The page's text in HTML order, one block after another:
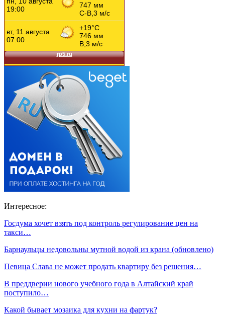
Интересное:
Госдума хочет взять под контроль регулирование цен на
такси…
Барнаульцы недовольны мутной водой из крана (обновлено)
Певица Слава не может продать квартиру без решения…
В преддверии нового учебного года в Алтайский край
поступило…
Какой бывает мозаика для кухни на фартук?